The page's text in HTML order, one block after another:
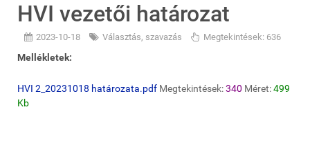
HVI vezetői határozat
2023-10-18 Választás, szavazás Megtekintések: 636
Mellékletek:
HVI 2_20231018 határozata.pdf Megtekintések:340 Méret:499
Kb